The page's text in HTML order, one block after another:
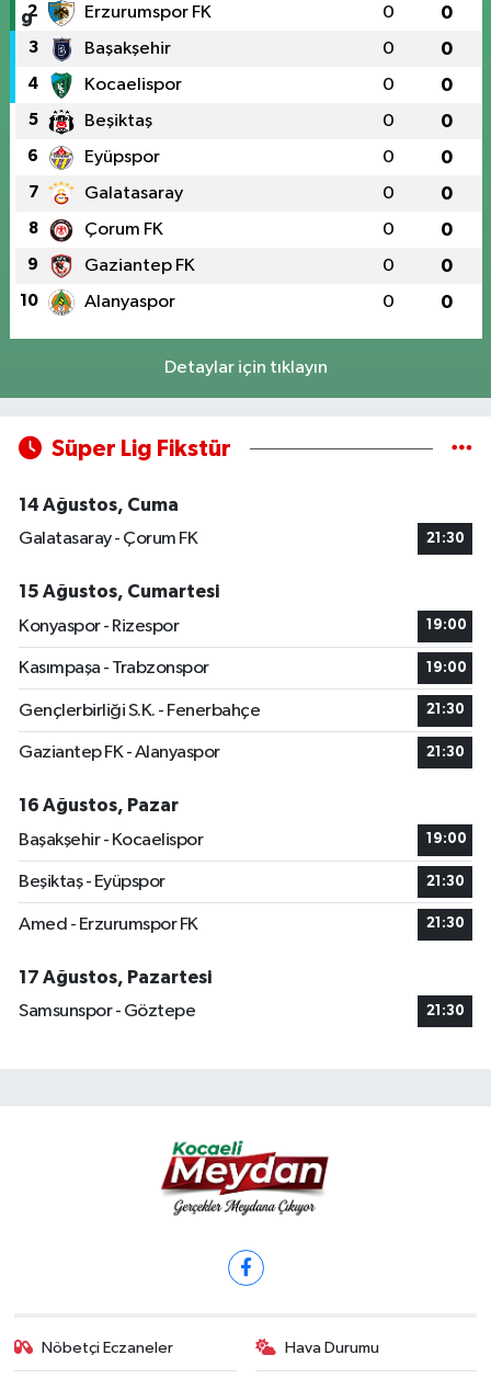
2 Erzurumspor FK 0 0
3 Başakşehir 0 0
4 Kocaelispor 0 0
5 Beşiktaş 0 0
6 Eyüpspor 0 0
7 Galatasaray 0 0
8 Çorum FK 0 0
9 Gaziantep FK 0 0
10 Alanyaspor 0 0
Detaylar için tıklayın
Süper Lig Fikstür
14 Ağustos, Cuma
Galatasaray - Çorum FK
21:30
15 Ağustos, Cumartesi
Konyaspor - Rizespor
19:00
Kasımpaşa - Trabzonspor 19:00
Gençlerbirliği S.K. - Fenerbahçe 21:30
Gaziantep FK - Alanyaspor 21:30
16 Ağustos, Pazar
Başakşehir - Kocaelispor
19:00
Beşiktaş - Eyüpspor 21:30
Amed - Erzurumspor FK 21:30
17 Ağustos, Pazartesi
Samsunspor - Göztepe
21:30
Nöbetçi Eczaneler Hava Durumu